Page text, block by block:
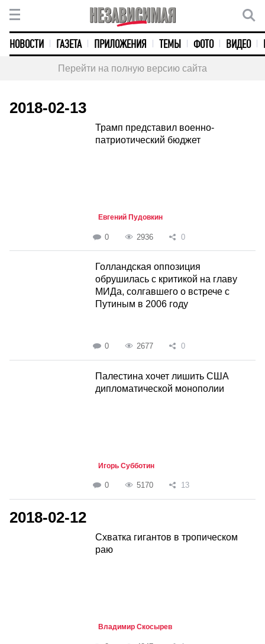
НОВОСТИ ГАЗЕТА ПРИЛОЖЕНИЯ ТЕМЫ ФОТО ВИДЕО
Перейти на полную версию сайта
2018-02-13
Трамп представил военно-
патриотический бюджет
Евгений Пудовкин
0 2936 0
Голландская оппозиция
обрушилась с критикой на главу
МИДа, солгавшего о встрече с
Путиным в 2006 году
0 2677 0
Палестина хочет лишить США
дипломатической монополии
Игорь Субботин
0 5170 13
2018-02-12
Схватка гигантов в тропическом
раю
Владимир Скосырев